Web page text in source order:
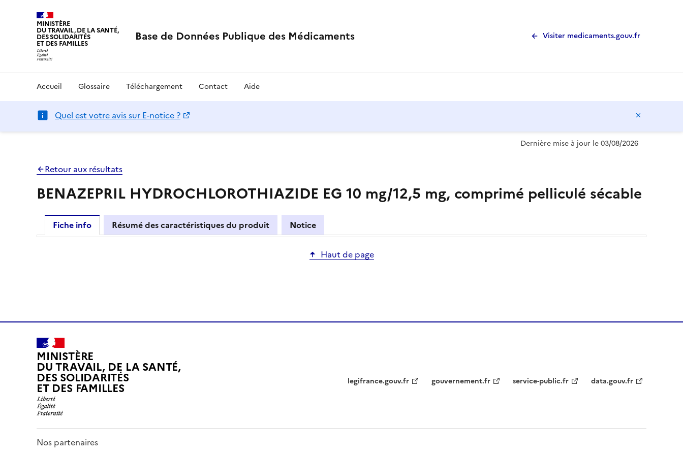
MINISTÈRE
DU TRAVAIL, DE LA SANTÉ,
DES SOLIDARITÉS
ET DES FAMILLES Base de Données Publique des Médicaments Visiter medicaments.gouv.fr
Accueil Glossaire Téléchargement Contact Aide
Quel est votre avis sur E-notice ?
Dernière mise à jour le 03/08/2026
Retour aux résultats
BENAZEPRIL HYDROCHLOROTHIAZIDE EG 10 mg/12,5 mg, comprimé pelliculé sécable
Fiche info Résumé des caractéristiques du produit Notice
Haut de page
MINISTÈRE
DU TRAVAIL, DE LA SANTÉ,
DES SOLIDARITÉS
ET DES FAMILLES legifrance.gouv.fr gouvernement.fr service-public.fr data.gouv.fr
Nos partenaires